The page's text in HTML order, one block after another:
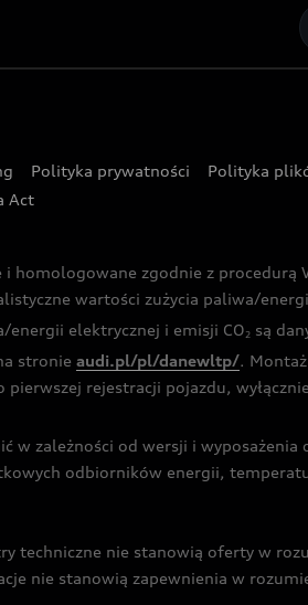
Polityka prywatności
Polityka
Act
homologowane zgodnie z procedurą
wartości zużycia paliwa/
energii elektrycznej i emisji CO2 są
stronie audi.pl/pl/danewltp/.
rejestracji pojazdu,
w zależności od wersji i wyposażenia
odbiorników energii,
techniczne nie stanowią oferty w
nie stanowią zapewnienia w